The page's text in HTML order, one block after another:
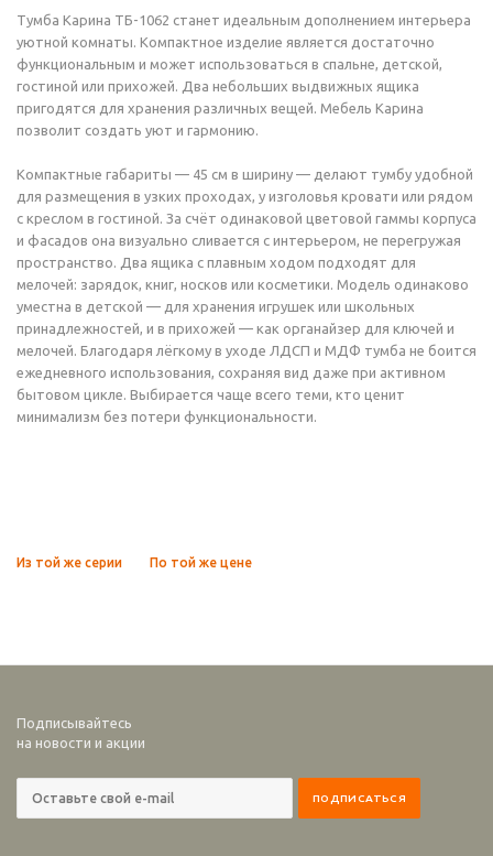
Тумба Карина ТБ-1062 станет идеальным дополнением интерьера
уютной комнаты. Компактное изделие является достаточно
функциональным и может использоваться в спальне, детской,
гостиной или прихожей. Два небольших выдвижных ящика
пригодятся для хранения различных вещей. Мебель Карина
позволит создать уют и гармонию.
Компактные габариты — 45 см в ширину — делают тумбу удобной
для размещения в узких проходах, у изголовья кровати или рядом
с креслом в гостиной. За счёт одинаковой цветовой гаммы корпуса
и фасадов она визуально сливается с интерьером, не перегружая
пространство. Два ящика с плавным ходом подходят для
мелочей: зарядок, книг, носков или косметики. Модель одинаково
уместна в детской — для хранения игрушек или школьных
принадлежностей, и в прихожей — как органайзер для ключей и
мелочей. Благодаря лёгкому в уходе ЛДСП и МДФ тумба не боится
ежедневного использования, сохраняя вид даже при активном
бытовом цикле. Выбирается чаще всего теми, кто ценит
минимализм без потери функциональности.
Из той же серии По той же цене
Подписывайтесь
на новости и акции